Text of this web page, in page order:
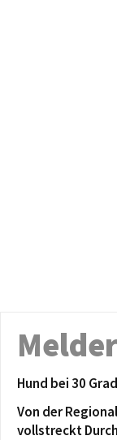
Hund bei 30
Von der
vollstreckt